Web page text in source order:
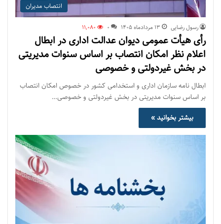
انتصاب مدیران
رسول رضایی ۱۳ مرداد‌ماه ۱۴۰۵ 0
11,080
رأی هیأت عمومی دیوان عدالت اداری در ابطال
اعلام نظر امکان انتصاب بر اساس سنوات مدیریتی
در بخش غیردولتی و خصوصی
ابطال نامه سازمان اداری و استخدامی کشور در خصوص امکان انتصاب
بر اساس سنوات مدیریتی در بخش غیردولتی و خصوصی…
بیشتر بخوانید »